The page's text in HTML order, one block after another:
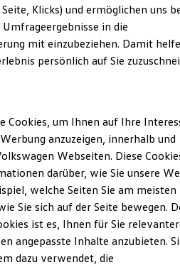
Class bei Volkswagen
ID. Modelle
im Winter
Klicks) und ermöglichen uns
in die
mit einzubeziehen. Damit
persönlich auf Sie
Cookies, um Ihnen auf Ihre
anzuzeigen, innerhalb und
Webseiten. Diese
darüber, wie Sie unsere
welche Seiten Sie am meisten
Sie sich auf der Seite bewegen.
ist es, Ihnen für Sie
angepasste Inhalte anzubieten.
dazu verwendet, die